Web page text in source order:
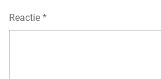
Reactie *